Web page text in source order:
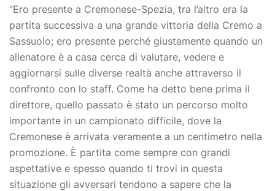
“Ero presente a Cremonese-Spezia, tra l’altro era la
partita successiva a una grande vittoria della Cremo a
Sassuolo; ero presente perché giustamente quando un
allenatore è a casa cerca di valutare, vedere e
aggiornarsi sulle diverse realtà anche attraverso il
confronto con lo staff. Come ha detto bene prima il
direttore, quello passato è stato un percorso molto
importante in un campionato difficile, dove la
Cremonese è arrivata veramente a un centimetro nella
promozione. È partita come sempre con grandi
aspettative e spesso quando ti trovi in questa
situazione gli avversari tendono a sapere che la